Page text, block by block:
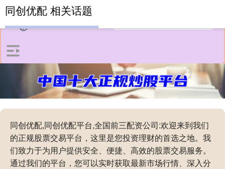
同创优配,同创优配平台,全国前三配资公司:欢迎来到我们
的正规股票交易平台，这里是您投资理财的首选之地。我
们致力于为用户提供安全、便捷、高效的股票交易服务。
通过我们的平台，您可以实时获取最新市场行情、深入分
同创优配 相关话题